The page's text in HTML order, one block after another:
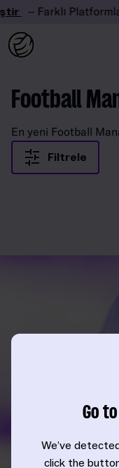
– Farklı
Football
En yeni Football
Filtrele
Go
We’ve
click the